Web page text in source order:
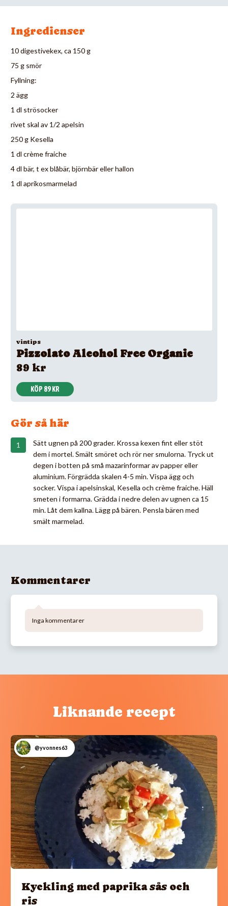
Ingredienser
10 digestivekex, ca 150 g
75 g smör
Fyllning:
2 ägg
1 dl strösocker
rivet skal av 1/2 apelsin
250 g Kesella
1 dl crème fraiche
4 dl bär, t ex blåbär, björnbär eller hallon
1 dl aprikosmarmelad
vintips
Pizzolato Alcohol Free Organic
89 kr
KÖP 89 KR
Gör så här
Sätt ugnen på 200 grader. Krossa kexen fint eller stöt
dem i mortel. Smält smöret och rör ner smulorna. Tryck ut
degen i botten på små mazarinformar av papper eller
aluminium. Förgrädda skalen 4-5 min. Vispa ägg och
socker. Vispa i apelsinskal, Kesella och crème fraiche. Häll
smeten i formarna. Grädda i nedre delen av ugnen ca 15
min. Låt dem kallna. Lägg på bären. Pensla bären med
smält marmelad.
Kommentarer
Inga kommentarer
Liknande recept
@yvonnes63
Kyckling med paprika sås och
ris